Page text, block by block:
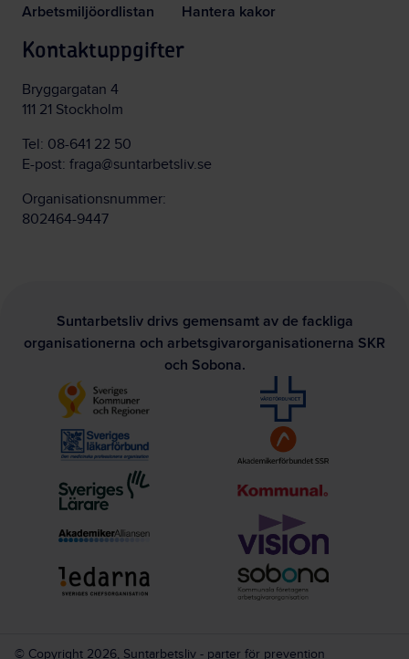
Arbetsmiljöordlistan
Hantera kakor
Kontaktuppgifter
Bryggargatan 4
111 21 Stockholm
Tel: 08-641 22 50
E-post: fraga@suntarbetsliv.se
Organisationsnummer:
802464-9447
Suntarbetsliv drivs gemensamt av de fackliga
organisationerna och arbetsgivarorganisationerna SKR
och Sobona.
© Copyright 2026, Suntarbetsliv - parter för prevention